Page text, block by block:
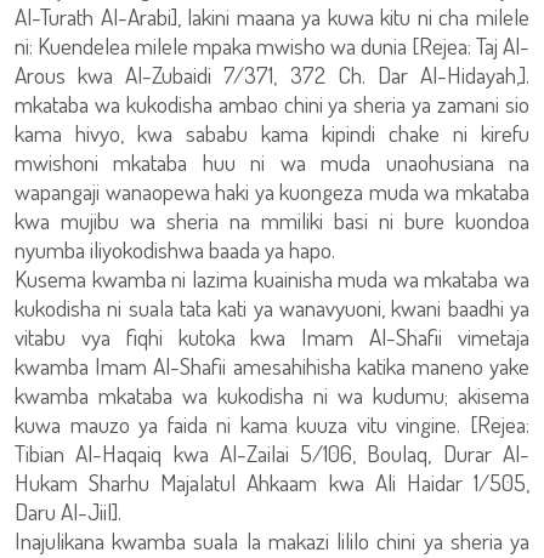
Al-Turath Al-Arabi], lakini maana ya kuwa kitu ni cha milele
ni: Kuendelea milele mpaka mwisho wa dunia [Rejea: Taj Al-
Arous kwa Al-Zubaidi 7/371, 372 Ch. Dar Al-Hidayah,].
mkataba wa kukodisha ambao chini ya sheria ya zamani sio
kama hivyo, kwa sababu kama kipindi chake ni kirefu
mwishoni mkataba huu ni wa muda unaohusiana na
wapangaji wanaopewa haki ya kuongeza muda wa mkataba
kwa mujibu wa sheria na mmiliki basi ni bure kuondoa
nyumba iliyokodishwa baada ya hapo.
Kusema kwamba ni lazima kuainisha muda wa mkataba wa
kukodisha ni suala tata kati ya wanavyuoni, kwani baadhi ya
vitabu vya fiqhi kutoka kwa Imam Al-Shafii vimetaja
kwamba Imam Al-Shafii amesahihisha katika maneno yake
kwamba mkataba wa kukodisha ni wa kudumu; akisema
kuwa mauzo ya faida ni kama kuuza vitu vingine. [Rejea:
Tibian Al-Haqaiq kwa Al-Zailai 5/106, Boulaq, Durar Al-
Hukam Sharhu Majalatul Ahkaam kwa Ali Haidar 1/505,
Daru Al-Jiil].
Inajulikana kwamba suala la makazi lililo chini ya sheria ya